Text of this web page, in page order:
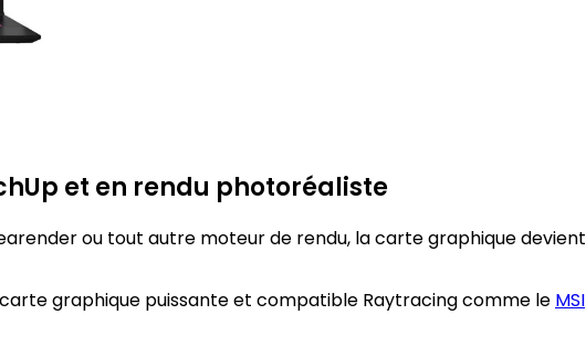
et en rendu photoréaliste
ou tout autre moteur de rendu, la carte graphique devient
graphique puissante et compatible Raytracing comme le MSI